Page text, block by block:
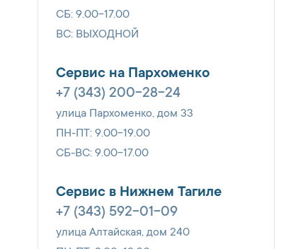
СБ: 9.00-17.00
ВС: ВЫХОДНОЙ
Сервис на Пархоменко
+7 (343) 200-28-24
улица Пархоменко, дом 33
ПН-ПТ: 9.00-19.00
СБ-ВС: 9.00-17.00
Сервис в Нижнем Тагиле
+7 (343) 592-01-09
улица Алтайская, дом 240